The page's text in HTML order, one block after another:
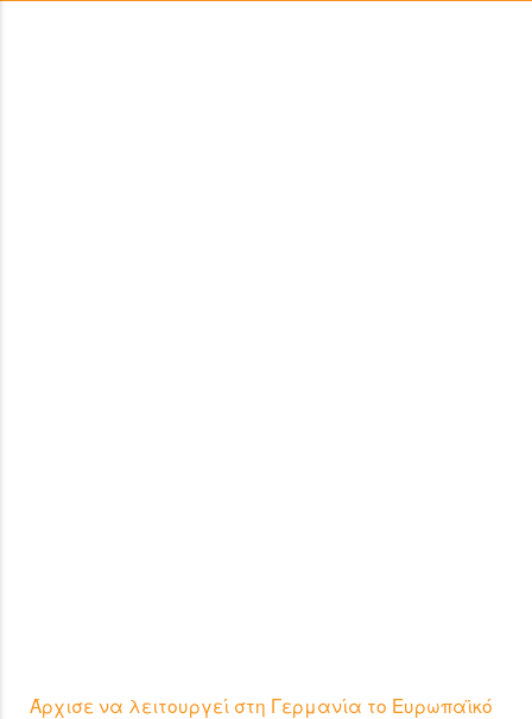
Άρχισε να λειτουργεί στη Γερμανία το Ευρωπαϊκό